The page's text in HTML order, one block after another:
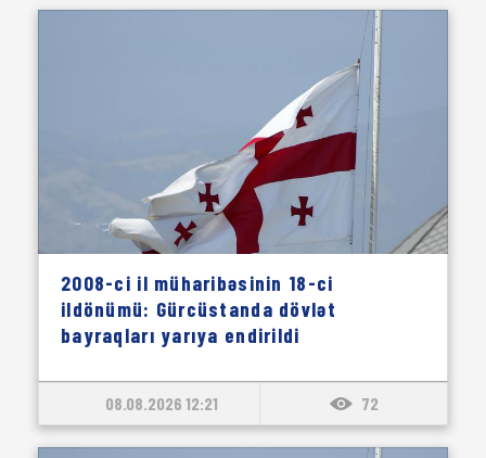
2008-ci il müharibəsinin 18-ci
ildönümü: Gürcüstanda dövlət
bayraqları yarıya endirildi
08.08.2026 12:21 72